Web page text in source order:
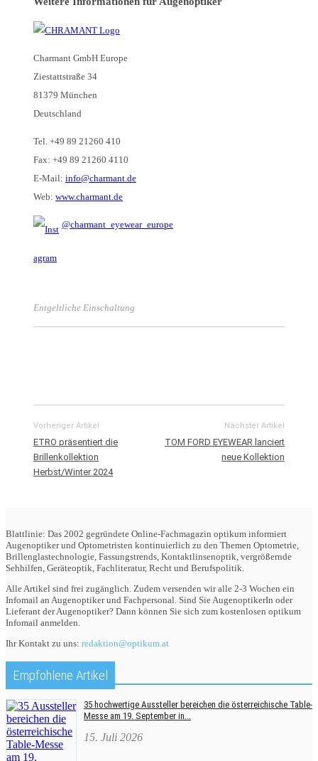
Charmant GmbH Europe
Ziestattstraße 34
81379 München
Deutschland
Tel. +49 89 21260 410
Fax: +49 89 21260 4110
E-Mail: info@charmant.de
Web: www.charmant.de
@charmant_eyewear_europe
Entgeltliche Einschaltung
Vorheriger Artikel
ETRO präsentiert die
Brillenkollektion
Herbst/Winter 2024
Nächster Artikel
TOM FORD EYEWEAR lanciert
neue Kollektion
Blattlinie: Das 2002 gegründete Online-Fachmagazin optikum informiert
Augenoptiker und Optometristen kontinuierlich zu den Themen Optometrie,
Brillenglastechnologie, Fassungstrends, Kontaktlinsenoptik, vergrößernde
Sehhilfen, Geräteoptik, Fachliteratur, Recht und Berufspolitik.
Alle Artikel sind frei zugänglich. Zudem versenden wir alle 2-3 Wochen ein
Infomail an Augenoptiker und Fachpersonal. Sind Sie AugenoptikerIn oder
Lieferant der Augenoptiker? Dann können Sie sich zum kostenlosen optikum
Infomail anmelden.
Ihr Kontakt zu uns: redaktion@optikum.at
Empfohlene Artikel
35 hochwertige Aussteller bereichen die österreichische Table-
Messe am 19. September in...
15. Juli 2026